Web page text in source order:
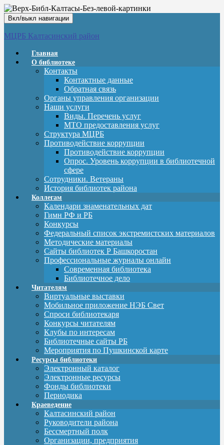
Вкл/выкл навигации
МЦРБ Калтасинский район
Главная
О библиотеке
Контакты
Контактные данные
Обратная связь
Органы управления организации
Наши услуги
Виды. Перечень услуг
МТО предоставления услуг
Структура МЦРБ
Противодействие коррупции
Противодействие коррупции
Опрос. Уровень коррупции в библиотечной
сфере
Сотрудники. Ветераны
История библиотек района
Коллегам
Календари знаменательных дат
Гимн РФ и РБ
Конкурсы
Федеральный список экстремистских материалов
Методические материалы
Сайты библиотек Р Башкоростан
Профессиональные журналы онлайн
Современная библиотека
Библиотечное дело
Читателям
Виртуальные выставки
Мобильное приложение НЭБ Свет
Спроси библиотекаря
Конкурсы читателям
Клубы по интересам
Библиотечные сайты РБ
Мероприятия по Пушкинской карте
Ресурсы библиотеки
Электронный каталог
Электронные ресурсы
Фонды библиотеки
Периодика
Краеведение
Калтасинский район
Руководители района
Бессмертный полк
Организации, предприятия